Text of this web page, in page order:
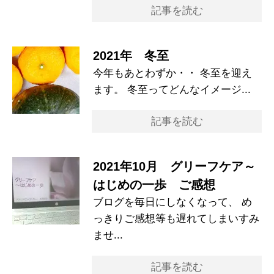
記事を読む
2021年 冬至
今年もあとわずか・・ 冬至を迎え
ます。 冬至ってどんなイメージ...
記事を読む
2021年10月 グリーフケア～
はじめの一歩 ご感想
ブログを毎日にしなくなって、 め
っきりご感想等も遅れてしまいすみ
ませ...
記事を読む